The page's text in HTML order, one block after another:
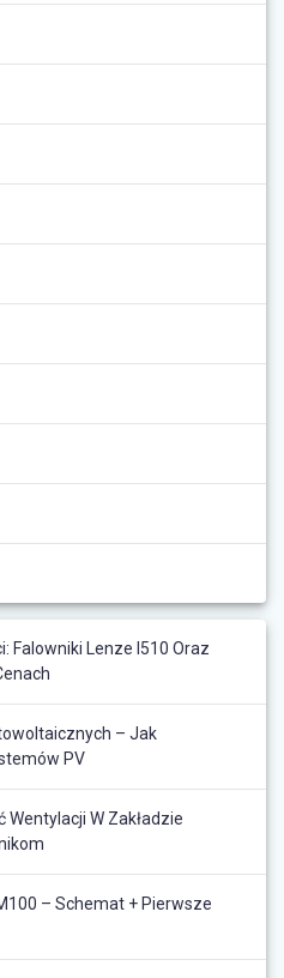
Falowniki Lenze I510 Oraz
– Jak
PV
W Zakładzie
– Schemat + Pierwsze